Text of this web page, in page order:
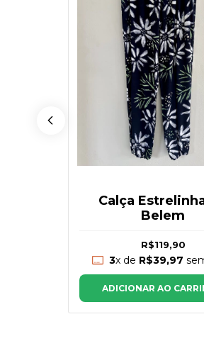
Calça
Belem
R$119,90
3x de R$39,97
ADICIONAR AO